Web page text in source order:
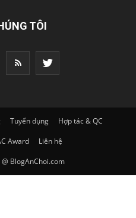
TÔI
Tuyển dụng
Hợp tác & QC
Award
Liên hệ
BlogAnChoi.com